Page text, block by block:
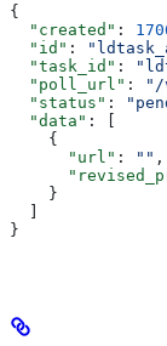
{
  "created"
:
  "id"
:
  "task_id"
:
  "poll_url"
:
"/
  "status"
:
  "data"
: [
    {
      "url"
: "" ,
    }
}